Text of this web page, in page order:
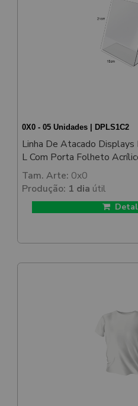
0X0 - 05 Unidades | DPLS1C2
Linha De Atacado
L Com Porta Folheto Acrílico Transparente 2mm
150x210mm
Tam. Arte: 0x0
Produção: 1 dia útil